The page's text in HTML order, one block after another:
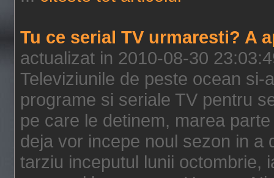
Tu ce serial TV urmaresti? A
actualizat in 2010-08-30
Televiziunile de peste ocean si-
programe si seriale TV pentru
pe care le detinem, marea
deja vor incepe noul sezon in a
tarziu inceputul lunii octombrie,